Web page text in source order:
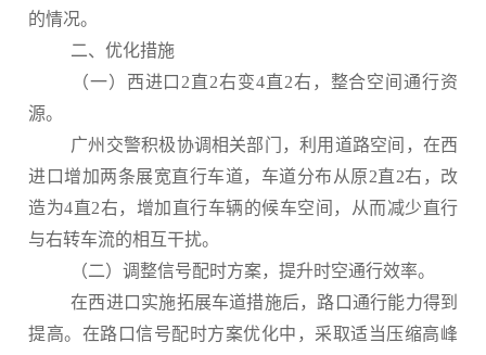
的情况。
二、优化措施
（一）西进口2直2右变4直2右，整合空间通行资
源。
广州交警积极协调相关部门，利用道路空间，在西
进口增加两条展宽直行车道，车道分布从原2直2右，改
造为4直2右，增加直行车辆的候车空间，从而减少直行
与右转车流的相互干扰。
（二）调整信号配时方案，提升时空通行效率。
在西进口实施拓展车道措施后，路口通行能力得到
提高。在路口信号配时方案优化中，采取适当压缩高峰